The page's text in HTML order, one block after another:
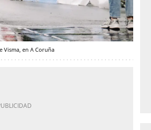
Visma, en A Coruña